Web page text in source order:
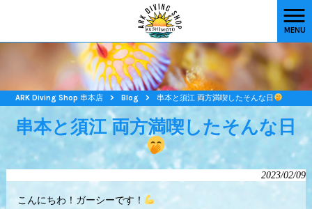
MENU
ARK Diving Shop 串本店 > Blog > 串本と須江 両方満喫したそんな日
串本と須江 両方満喫したそんな日
2023/02/09
こんにちわ！ガーシーです！